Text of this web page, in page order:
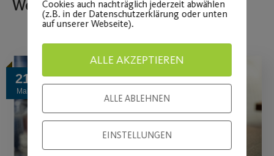
Weitere Beiträge
21
Mai
Cookies auch nachträglich jederzeit abwählen
(z.B. in der Datenschutzerklärung oder unten
auf unserer Webseite).
ALLE AKZEPTIEREN
ALLE ABLEHNEN
EINSTELLUNGEN